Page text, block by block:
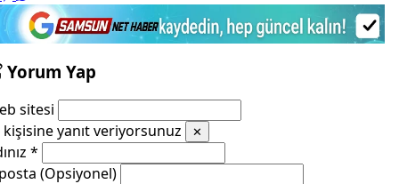
Yorum Yap
sitesi
kişisine yanıt veriyorsunuz
✕
*
(Opsiyonel)